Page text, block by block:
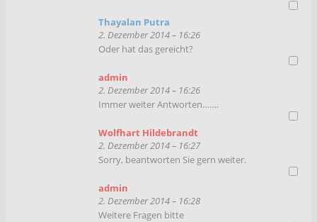
Thayalan Putra
2. Dezember 2014 – 16:26
Oder hat das gereicht?
admin
2. Dezember 2014 – 16:26
Immer weiter Antworten…….
Wolfhart Hildebrandt
2. Dezember 2014 – 16:27
Sorry, beantworten Sie gern weiter.
admin
2. Dezember 2014 – 16:28
Weitere Fragen bitte